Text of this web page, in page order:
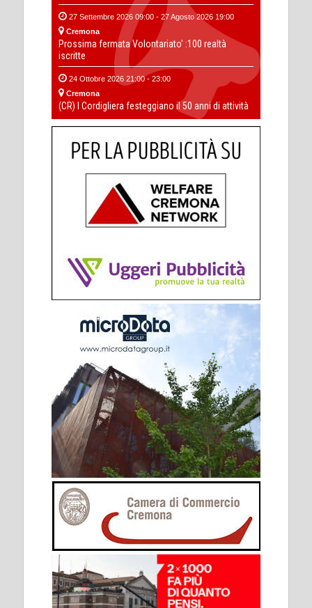
27 Settembre 2026 09:00 - 27 Agosto 2026 19:00
Cremona
Prossima fermata Volontariato' :100 realtà
iscritte
24 Ottobre 2026 21:00 - 23:00
Cremona
(CR) I Cordigliera festeggiano il 50 anni di attività